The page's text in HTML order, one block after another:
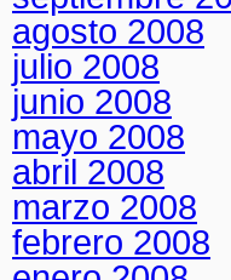
agosto 2008
julio 2008
junio 2008
mayo 2008
abril 2008
marzo 2008
febrero 2008